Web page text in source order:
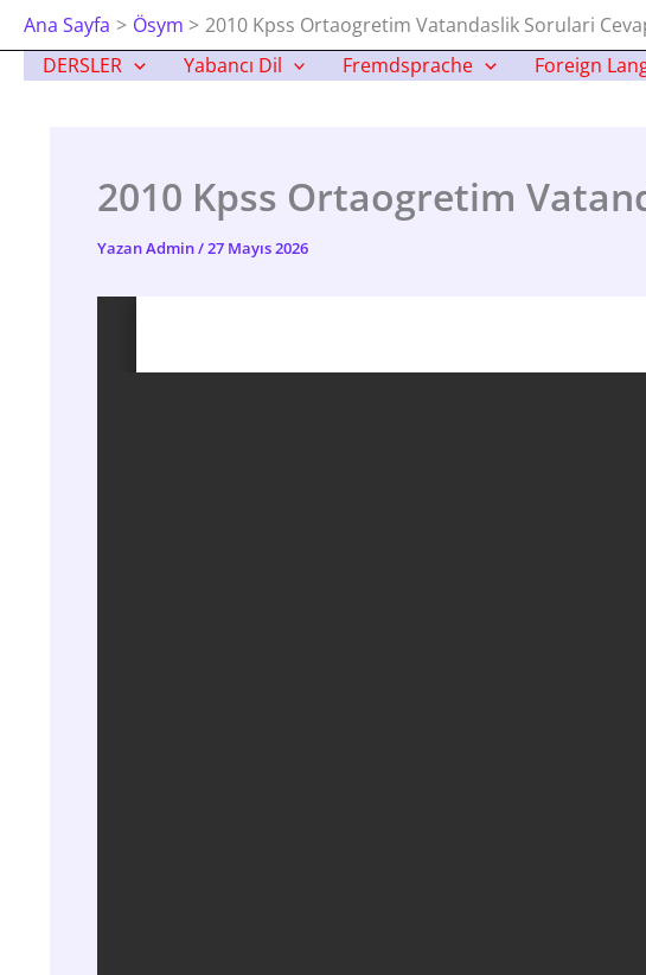
İçeriğe
Atla
DERSLER Yabancı Dil Fremdsprache Foreign
Ana Sayfa Ösym 2010 Kpss Ortaogretim Vatandaslik Sorulari
2010 Kpss Ortaogretim
YazanAdmin/27 Mayıs 2026